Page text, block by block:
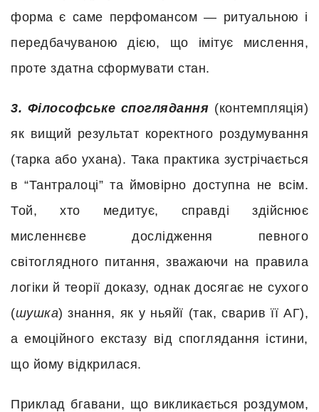
форма є саме перфомансом — ритуальною і
передбачуваною дією, що імітує мислення,
проте здатна сформувати стан.
3. Філософське споглядання (контемпляція)
як вищий результат коректного роздумування
(тарка або ухана). Така практика зустрічається
в “Тантралоці” та ймовірно доступна не всім.
Той, хто медитує, справді здійснює
мисленнєве дослідження певного
світоглядного питання, зважаючи на правила
логіки й теорії доказу, однак досягає не сухого
(шушка) знання, як у ньяйї (так, сварив її АГ),
а емоційного екстазу від споглядання істини,
що йому відкрилася.
Приклад бгавани, що викликається роздумом,